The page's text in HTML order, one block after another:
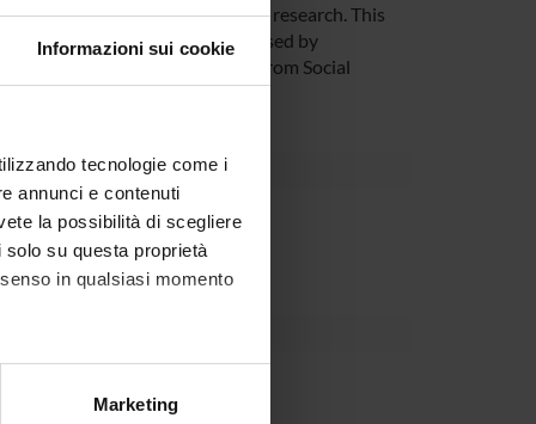
Informazioni sui cookie
tecnologie come i
annunci e contenuti
la possibilità di scegliere
su questa proprietà
in qualsiasi momento
metro,Marketing
impact in the market and research. This
on (i) the current systems used by
and designing models from Social